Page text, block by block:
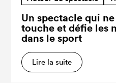
Un spectacle qui
touche et défie les
dans le sport
Lire la suite